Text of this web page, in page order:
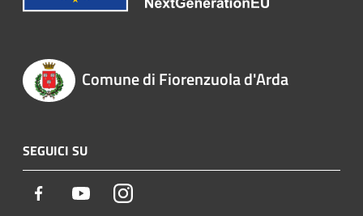
Comune di Fiorenzuola d'Arda
SEGUICI SU
Facebook YoutubeInstagram